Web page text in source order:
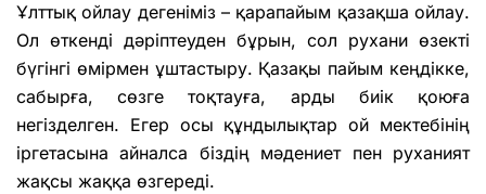
Ұлттық ойлау дегеніміз – қарапайым қазақша ойлау.
Ол өткенді дәріптеуден бұрын, сол рухани өзекті
бүгінгі өмірмен ұштастыру. Қазақы пайым кеңдікке,
сабырға, сөзге тоқтауға, арды биік қоюға
негізделген. Егер осы құндылықтар ой мектебінің
іргетасына айналса біздің мәдениет пен руханият
жақсы жаққа өзгереді.